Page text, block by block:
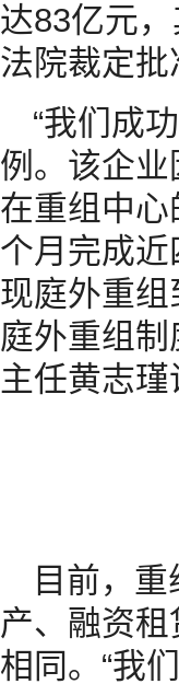
达83亿元
法院裁定批
“我们成
例。该企
在重组中
个月完成
现庭外重
庭外重组
主任黄志瑾
目前，
产、融资
相同。“我